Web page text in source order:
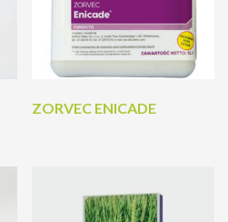
ZORVEC ENICADE